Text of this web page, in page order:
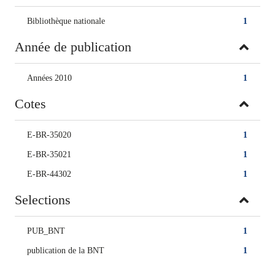
1
Bibliothèque nationale
Année de publication
1
Années 2010
Cotes
1
E-BR-35020
1
E-BR-35021
1
E-BR-44302
Selections
1
PUB_BNT
1
publication de la BNT